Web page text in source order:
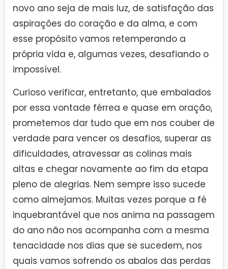
novo ano seja de mais luz, de satisfação das
aspirações do coração e da alma, e com
esse propósito vamos retemperando a
própria vida e, algumas vezes, desafiando o
impossível.
Curioso verificar, entretanto, que embalados
por essa vontade férrea e quase em oração,
prometemos dar tudo que em nos couber de
verdade para vencer os desafios, superar as
dificuldades, atravessar as colinas mais
altas e chegar novamente ao fim da etapa
pleno de alegrias. Nem sempre isso sucede
como almejamos. Muitas vezes porque a fé
inquebrantável que nos anima na passagem
do ano não nos acompanha com a mesma
tenacidade nos dias que se sucedem, nos
quais vamos sofrendo os abalos das perdas